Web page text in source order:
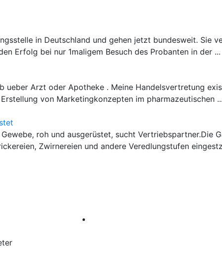
in Deutschland und gehen jetzt bundesweit. Sie
Erfolg bei nur 1maligem Besuch des Probanten in der ...
ueber Arzt oder Apotheke . Meine Handelsvertretung
von Marketingkonzepten im pharmazeutischen ...
roh und ausgerüstet, sucht Vertriebspartner.Die
Zwirnereien und andere Veredlungstufen